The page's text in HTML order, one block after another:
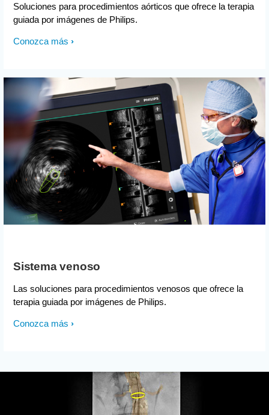
Soluciones para procedimientos aórticos que ofrece la terapia
guiada por imágenes de Philips.
Conozca más
Sistema venoso
Las soluciones para procedimientos venosos que ofrece la
terapia guiada por imágenes de Philips.
Conozca más